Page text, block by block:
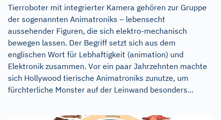
Tierroboter mit integrierter Kamera gehören zur Gruppe
der sogenannten Animatroniks – lebensecht
aussehender Figuren, die sich elektro-mechanisch
bewegen lassen. Der Begriff setzt sich aus dem
englischen Wort für Lebhaftigkeit (animation) und
Elektronik zusammen. Vor ein paar Jahrzehnten machte
sich Hollywood tierische Animatroniks zunutze, um
fürchterliche Monster auf der Leinwand besonders...